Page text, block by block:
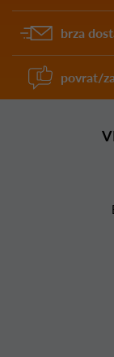
brza
povrat/